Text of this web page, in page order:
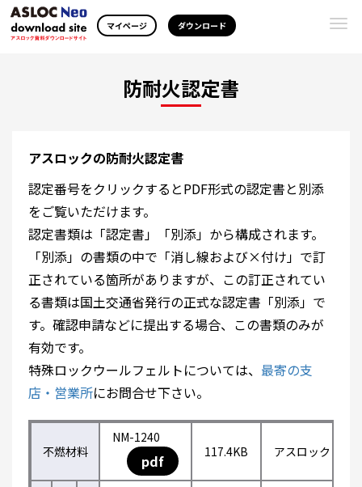
マイページ ダウンロード
防耐火認定書
アスロックの防耐火認定書
認定番号をクリックするとPDF形式の認定書と別添
をご覧いただけます。
認定書類は「認定書」「別添」から構成されます。
「別添」の書類の中で「消し線および×付け」で訂
正されている箇所がありますが、この訂正されてい
る書類は国土交通省発行の正式な認定書「別添」で
す。確認申請などに提出する場合、この書類のみが
有効です。
特殊ロックウールフェルトについては、 最寄の支
店・営業所にお問合せ下さい。
不燃材料
NM-1240
pdf 117.4KB アスロック